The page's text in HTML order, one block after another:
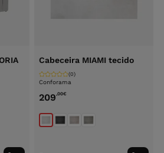
Cabeceira MIAMI tecido
Conforama
(0)
209,00€